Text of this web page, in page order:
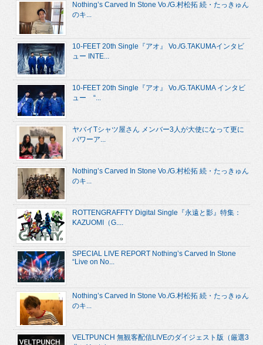
Nothing’s Carved In Stone Vo./G.村松拓 続・たっきゅん
のキ...
10-FEET 20th Single『アオ』 Vo./G.TAKUMAインタビ
ュー INTE...
10-FEET 20th Single『アオ』 Vo./G.TAKUMA インタビ
ュー “...
ヤバイTシャツ屋さん メンバー3人が大使になって更に
パワーア...
Nothing’s Carved In Stone Vo./G.村松拓 続・たっきゅん
のキ...
ROTTENGRAFFTY Digital Single『永遠と影』特集：
KAZUOMI（G....
SPECIAL LIVE REPORT Nothing’s Carved In Stone
“Live on No...
Nothing’s Carved In Stone Vo./G.村松拓 続・たっきゅん
のキ...
VELTPUNCH 無観客配信LIVEのダイジェスト版（厳選3